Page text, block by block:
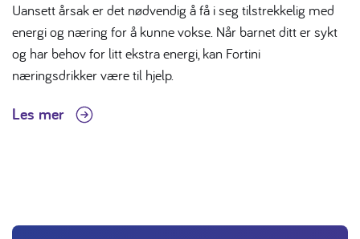
Uansett årsak er det nødvendig å få i seg tilstrekkelig med
energi og næring for å kunne vokse. Når barnet ditt er sykt
og har behov for litt ekstra energi, kan Fortini
næringsdrikker være til hjelp.
Les mer